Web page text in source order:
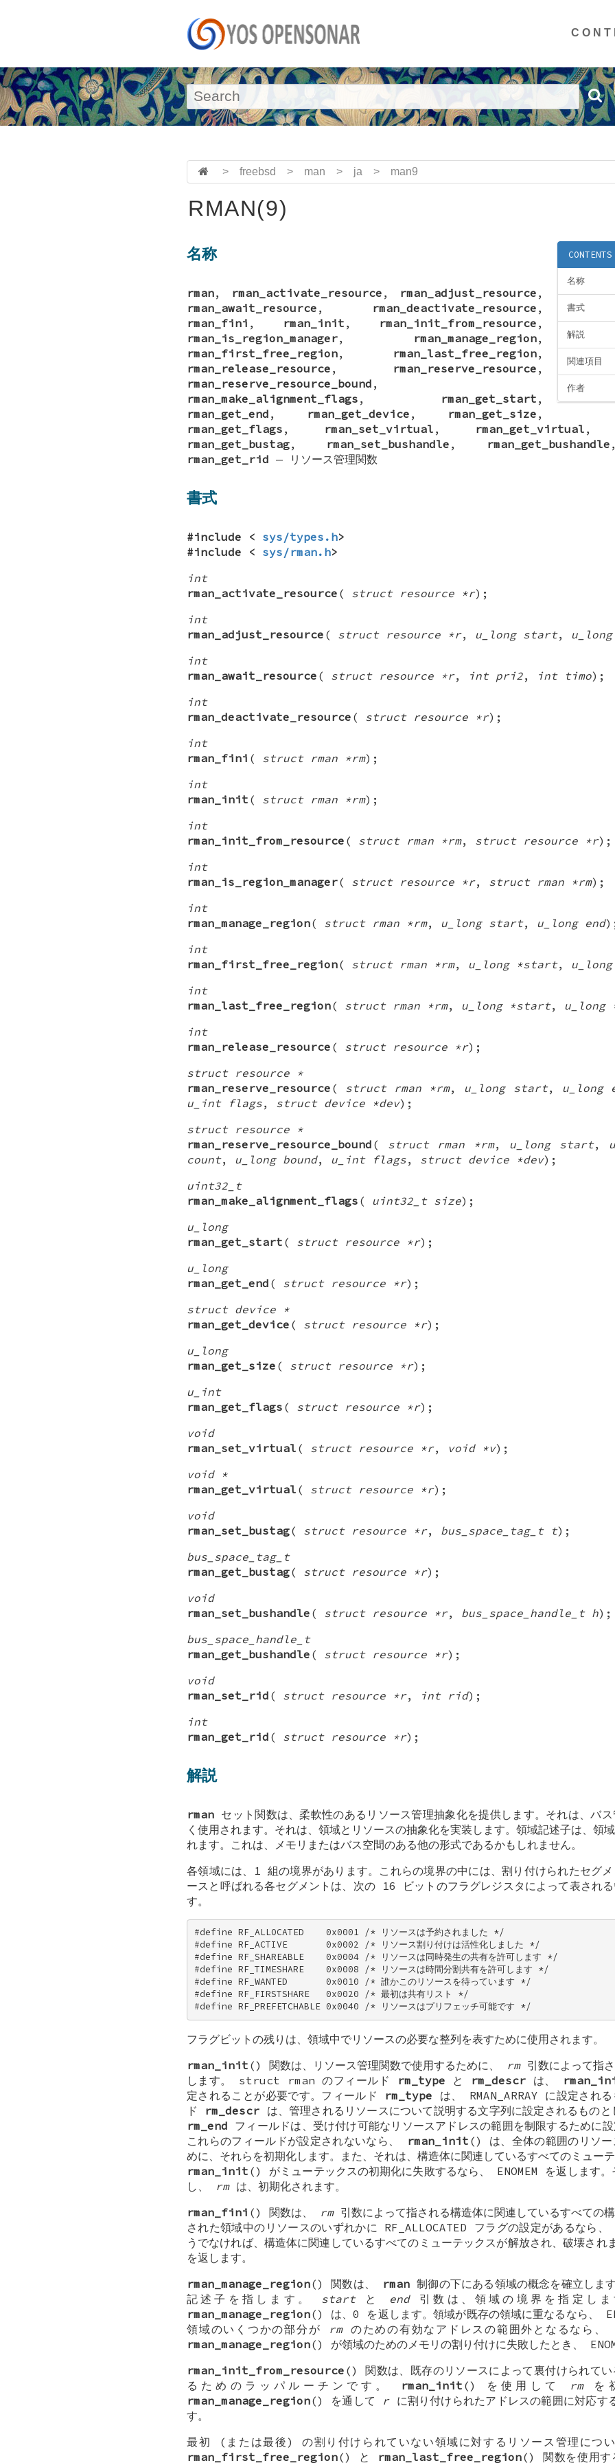
> freebsd > man > ja > man9
RMAN(9)
CONTENTS
名称
書式
解説
関連項目
作者
名称
rman, rman_activate_resource , rman_adjust_resource ,
rman_await_resource , rman_deactivate_resource ,
rman_fini , rman_init , rman_init_from_resource ,
rman_is_region_manager, rman_manage_region,
rman_first_free_region, rman_last_free_region,
rman_release_resource , rman_reserve_resource ,
rman_reserve_resource_bound ,
rman_make_alignment_flags , rman_get_start ,
rman_get_end , rman_get_device , rman_get_size ,
rman_get_flags , rman_set_virtual , rman_get_virtual
rman_get_bustag, rman_set_bushandle , rman_get_bushandle
rman_get_rid — リソース管理関数
書式
#include < sys/types.h>
#include < sys/rman.h>
int
rman_activate_resource ( struct resource *r);
int
rman_adjust_resource ( struct resource *r, u_long start,
int
rman_await_resource ( struct resource *r, int pri2, int timo);
int
rman_deactivate_resource ( struct resource *r);
int
rman_fini ( struct rman *rm);
int
rman_init ( struct rman *rm);
int
rman_init_from_resource ( struct rman *rm, struct resource *r);
int
rman_is_region_manager( struct resource *r, struct rman *rm);
int
rman_manage_region( struct rman *rm, u_long start, u_long end
int
rman_first_free_region( struct rman *rm, u_long *start,
int
rman_last_free_region( struct rman *rm, u_long *start, u_long
int
rman_release_resource ( struct resource *r);
struct resource *
rman_reserve_resource ( struct rman *rm, u_long start, u_long
u_int flags, struct device *dev);
struct resource *
rman_reserve_resource_bound ( struct rman *rm, u_long start,
count, u_long bound, u_int flags, struct device *dev);
uint32_t
rman_make_alignment_flags ( uint32_t size);
u_long
rman_get_start ( struct resource *r);
u_long
rman_get_end ( struct resource *r);
struct device *
rman_get_device ( struct resource *r);
u_long
rman_get_size ( struct resource *r);
u_int
rman_get_flags ( struct resource *r);
void
rman_set_virtual ( struct resource *r, void *v);
void *
rman_get_virtual ( struct resource *r);
void
rman_set_bustag( struct resource *r, bus_space_tag_t t);
bus_space_tag_t
rman_get_bustag( struct resource *r);
void
rman_set_bushandle ( struct resource *r, bus_space_handle_t h);
bus_space_handle_t
rman_get_bushandle ( struct resource *r);
void
rman_set_rid ( struct resource *r, int rid);
int
rman_get_rid ( struct resource *r);
解説
rman セット関数は、柔軟性のあるリソース管理抽象化を提供します。それは、バ
く使用されます。それは、領域とリソースの抽象化を実装します。領域記述子は、領
れます。これは、メモリまたはバス空間のある他の形式であるかもしれません。
各領域には、1 組の境界があります。これらの境界の中には、割り付けられたセグ
ースと呼ばれる各セグメントは、次の 16 ビットのフラグレジスタによって表される
す。
#define RF_ALLOCATED    0x0001 /* リソースは予約されました */
#define RF_ACTIVE       0x0002 /* リソース割り付けは活性化しました */
#define RF_SHAREABLE    0x0004 /* リソースは同時発生の共有を許可します */
#define RF_TIMESHARE    0x0008 /* リソースは時間分割共有を許可します */
#define RF_WANTED       0x0010 /* 誰かこのリソースを待っています */
#define RF_FIRSTSHARE   0x0020 /* 最初は共有リスト */
#define RF_PREFETCHABLE 0x0040 /* リソースはプリフェッチ可能です */
フラグビットの残りは、領域中でリソースの必要な整列を表すために使用されます。
rman_init () 関数は、リソース管理関数で使用するために、 rm引数によって指
します。 struct rman のフィールド rm_type と rm_descr は、
定されることが必要です。フィールド rm_type は、 RMAN_ARRAY に設定され
ド rm_descr は、管理されるリソースについて説明する文字列に設定されるものと
rm_end フィールドは、受け付け可能なリソースアドレスの範囲を制限するために設
これらのフィールドが設定されないなら、
rman_init () は、全体の範囲のリソー
めに、それらを初期化します。また、それは、構造体に関連しているすべてのミューテ
rman_init () がミューテックスの初期化に失敗するなら、 ENOMEM
を返します
し、 rmは、初期化されます。
rman_fini () 関数は、 rm引数によって指される構造体に関連しているすべての
された領域中のリソースのいずれかに RF_ALLOCATED フラグの設定があるなら、
うでなければ、構造体に関連しているすべてのミューテックスが解放され、破壊され
を返します。
rman_manage_region() 関数は、 rman 制御の下にある領域の概念を確立しま
記述子を指します。 startと end引数は、領域の境界を指定しま
rman_manage_region() は、0 を返します。領域が既存の領域に重なるなら、
領域のいくつかの部分が rmのための有効なアドレスの範囲外となるなら、
rman_manage_region() が領域のためのメモリの割り付けに失敗したとき、
rman_init_from_resource () 関数は、既存のリソースによって裏付けられてい
るためのラッパルーチンです。
rman_init () を使用して rmを
rman_manage_region() を通して rに割り付けられたアドレスの範囲に対応す
す。
最初 (または最後) の割り付けられていない領域に対するリソース管理につ
rman_first_free_region() と rman_last_free_region() 関数を使用す